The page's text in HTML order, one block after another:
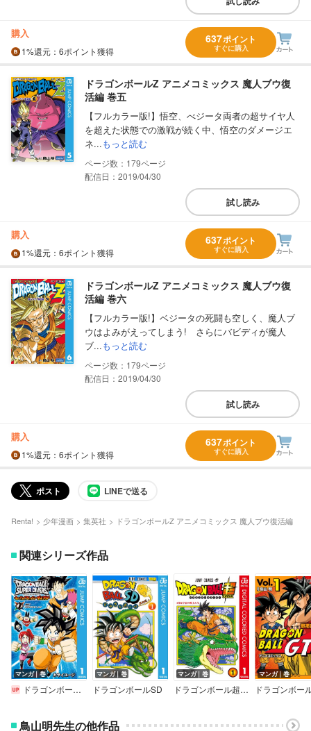
購入
1%還元 ：6ポイント獲得
637ポイント
すぐに購入
ドラゴンボールZ アニメコミックス 魔人ブウ復
活編 巻五
【フルカラー版!】悟空、べジータ両者の超サイヤ人
を超えた状態での激戦が続く中、悟空のダメージエ
ネ...もっと読む
179
配信日：2019/04/30
試し読み
購入
1%還元 ：6ポイント獲得
637ポイント
すぐに購入
ドラゴンボールZ アニメコミックス 魔人ブウ復
活編 巻六
【フルカラー版!】ベジータの死闘も空しく、魔人ブ
ウはよみがえってしまう! さらにバビディが魔人
ブ...もっと読む
179
配信日：2019/04/30
試し読み
購入
1%還元 ：6ポイント獲得
637ポイント
すぐに購入
ポスト LINEで送る
Renta! 少年漫画 集英社 ドラゴンボールZ アニメコミックス 魔人ブウ復活編
関連シリーズ作品
マンガ｜巻
ドラゴンボールスーパーダイバーズ -レッツ!スーパーダイブ!!-
マンガ｜巻
ドラゴンボールSD
マンガ｜巻
ドラゴンボール超 カラー版
マンガ｜巻
鳥山明先生の他作品